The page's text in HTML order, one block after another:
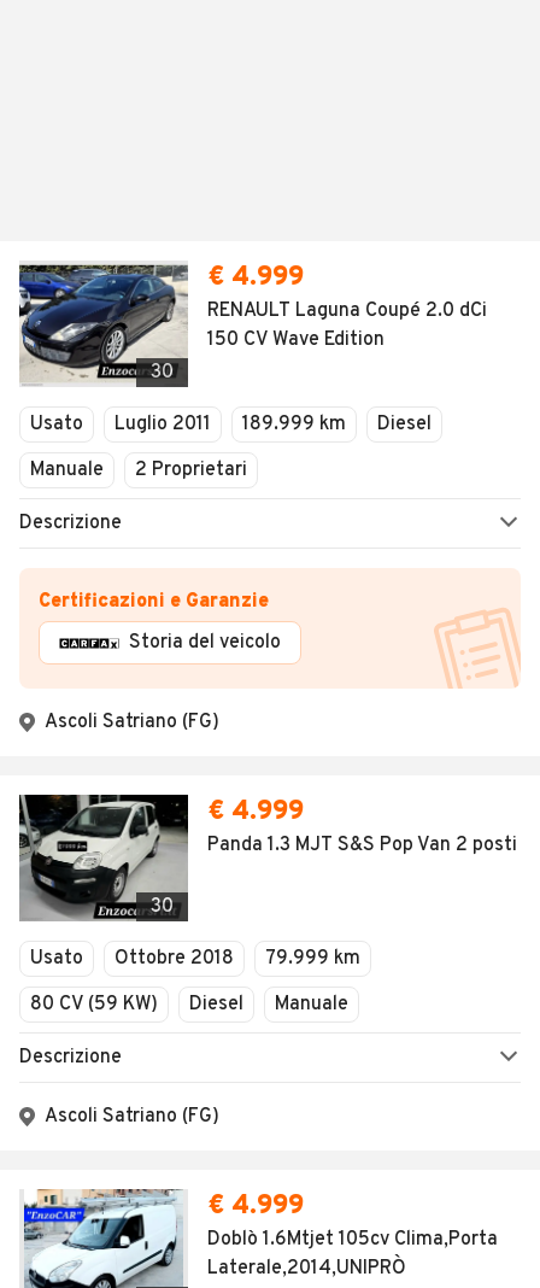
30
€ 4.999
RENAULT Laguna Coupé 2.0 dCi
150 CV Wave Edition
Usato Luglio 2011 189.999 km
Diesel
Manuale
2 Proprietari
Descrizione
Certificazioni e Garanzie
Storia del veicolo
Ascoli Satriano (FG)
30
€ 4.999
Panda 1.3 MJT S&S Pop Van 2 posti
Usato Ottobre 2018
79.999 km
80 CV (59 KW)
Diesel Manuale
Descrizione
Ascoli Satriano (FG)
€ 4.999
Doblò 1.6Mtjet 105cv Clima,Porta
Laterale,2014,UNIPRÒ